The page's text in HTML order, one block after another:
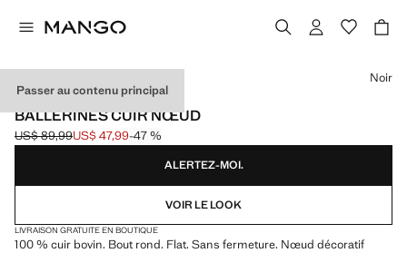
Passer au contenu principal
CUIR
BALLERINES CUIR NŒUD
Prix initial barré [US$ 89,99 ]
US$ 89,99
Prix actuel [US$ 47,99 ]
US$ 47,99-47 %
Choisissez une couleur
Noir
ALERTEZ-MOI.
VOIR LE LOOK
LIVRAISON GRATUITE EN BOUTIQUE
100 % cuir bovin. Bout rond. Flat. Sans fermeture. Nœud décoratif